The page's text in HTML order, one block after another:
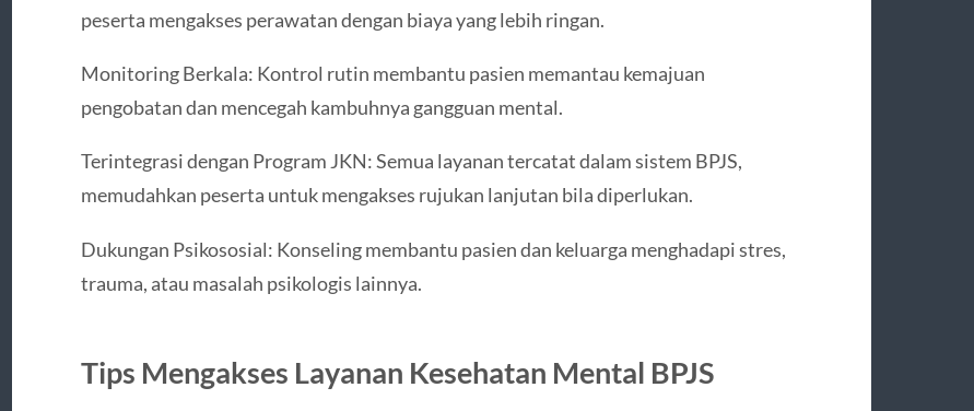
peserta mengakses perawatan dengan biaya yang lebih ringan.
Monitoring Berkala: Kontrol rutin membantu pasien memantau kemajuan
pengobatan dan mencegah kambuhnya gangguan mental.
Terintegrasi dengan Program JKN: Semua layanan tercatat dalam sistem BPJS,
memudahkan peserta untuk mengakses rujukan lanjutan bila diperlukan.
Dukungan Psikososial: Konseling membantu pasien dan keluarga menghadapi stres,
trauma, atau masalah psikologis lainnya.
Tips Mengakses Layanan Kesehatan Mental BPJS